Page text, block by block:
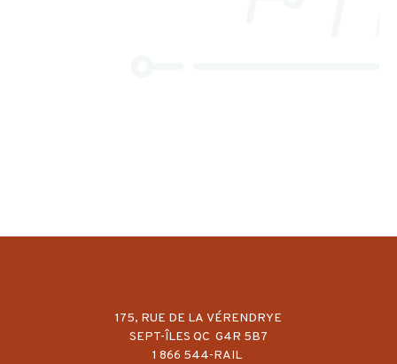
175, RUE DE LA VÉRENDRYE
SEPT-ÎLES QC G4R 5B7
1 866 544-RAIL